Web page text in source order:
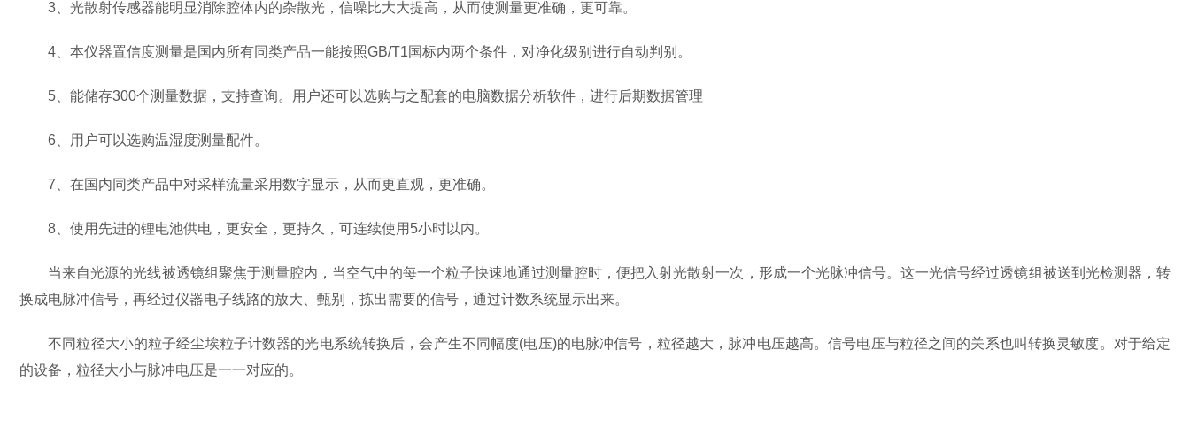
3、光散射传感器能明显消除腔体内的杂散光，信噪比大大提高，从而使测量更准确，更可靠。
4、本仪器置信度测量是国内所有同类产品一能按照GB/T1国标内两个条件，对净化级别进行自动判别。
5、能储存300个测量数据，支持查询。用户还可以选购与之配套的电脑数据分析软件，进行后期数据管理
6、用户可以选购温湿度测量配件。
7、在国内同类产品中对采样流量采用数字显示，从而更直观，更准确。
8、使用先进的锂电池供电，更安全，更持久，可连续使用5小时以内。
当来自光源的光线被透镜组聚焦于测量腔内，当空气中的每一个粒子快速地通过测量腔时，便把入射光散射一次，形成一个光脉冲信号。这一光信号经过透镜组被送到光检测器，转
换成电脉冲信号，再经过仪器电子线路的放大、甄别，拣出需要的信号，通过计数系统显示出来。
不同粒径大小的粒子经尘埃粒子计数器的光电系统转换后，会产生不同幅度(电压)的电脉冲信号，粒径越大，脉冲电压越高。信号电压与粒径之间的关系也叫转换灵敏度。对于给定
的设备，粒径大小与脉冲电压是一一对应的。